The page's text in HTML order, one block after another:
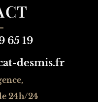
65 19
desmis.fr
24h/24